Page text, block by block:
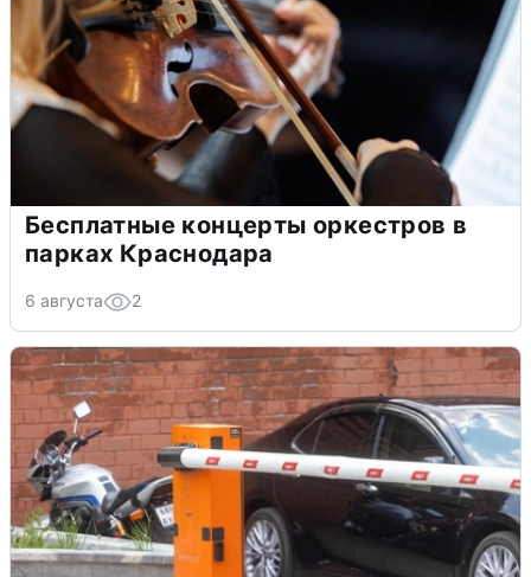
Бесплатные концерты оркестров в
парках Краснодара
6 августа 2